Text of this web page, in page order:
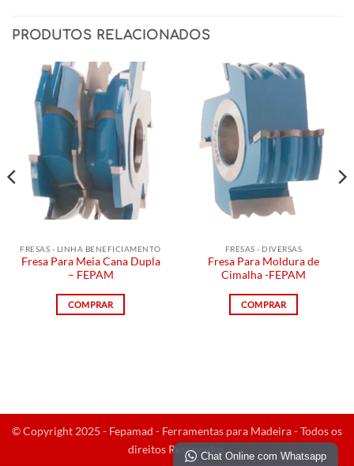
PRODUTOS RELACIONADOS
FRESAS - LINHA BENEFICIAMENTO
Fresa Para Meia Cana Dupla
– FEPAM
COMPRAR
FRESAS - DIVERSAS
Fresa Para Moldura de
Cimalha -FEPAM
COMPRAR
© Copyright 2025 - Fepamad - Ferramentas para Madeira - Todos os
direitos Reservados.
Chat Online com Whatsapp